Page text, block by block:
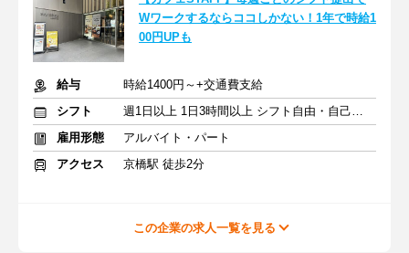
Wワークするならココしかない！1年で時給1
00円UPも
給与
時給1400円～+交通費支給
シフト
週1日以上 1日3時間以上 シフト自由・自己申告
雇用形態
アルバイト・パート
アクセス
京橋駅 徒歩2分
この企業の求人一覧を見る